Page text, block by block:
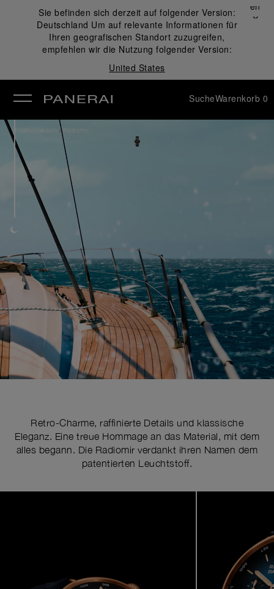
Sie befinden sich derzeit auf folgender Version:
Deutschland Um auf relevante Informationen für
Ihren geografischen Standort zuzugreifen,
empfehlen wir die Nutzung folgender Version:
United States
Schließen
✕
SucheWarenkorb 0
Uhrenkollektion /Radiomir
Retro-Charme, raffinierte Details und klassische
Eleganz. Eine treue Hommage an das Material, mit dem
alles begann. Die Radiomir verdankt ihren Namen dem
patentierten Leuchtstoff.
Image